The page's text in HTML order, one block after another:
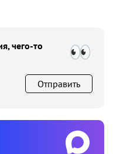
чего-то
Отправить